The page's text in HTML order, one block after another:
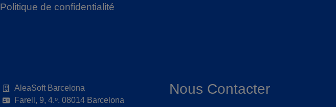
Politique de confidentialité
AleaSoft Barcelona
Farell, 9, 4.ᵒ. 08014 Barcelona
Nous Contacter